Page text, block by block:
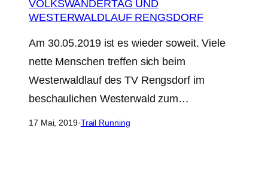
VOLKSWANDERTAG UND
WESTERWALDLAUF RENGSDORF
Am 30.05.2019 ist es wieder soweit. Viele
nette Menschen treffen sich beim
Westerwaldlauf des TV Rengsdorf im
beschaulichen Westerwald zum…
17 Mai, 2019·Trail Running